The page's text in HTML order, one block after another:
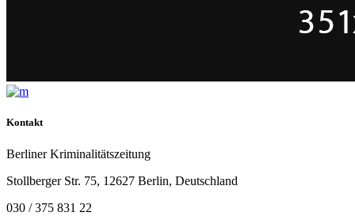
Kontakt
Berliner Kriminalitätszeitung
Stollberger Str. 75, 12627 Berlin, Deutschland
030 / 375 831 22